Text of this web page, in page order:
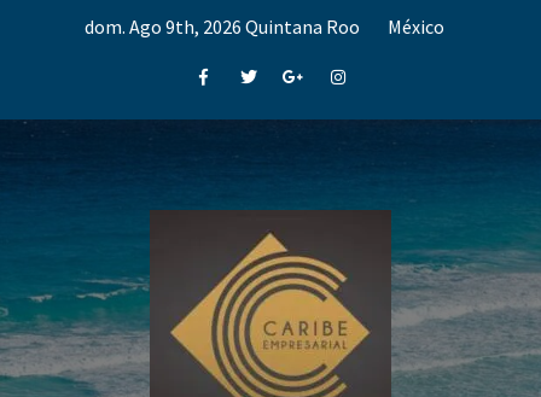
dom. Ago 9th, 2026 Quintana Roo México
FacebookTwitterGoogle+Instagram